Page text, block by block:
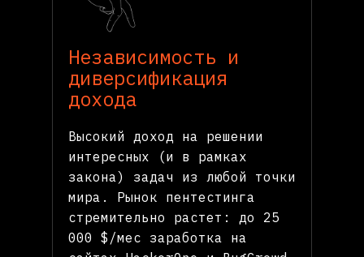
Независимость и
диверсификация
дохода
Высокий доход на решении
интересных (и в рамках
закона) задач из любой точки
мира. Рынок пентестинга
стремительно растет: до 25
000 $/мес заработка на